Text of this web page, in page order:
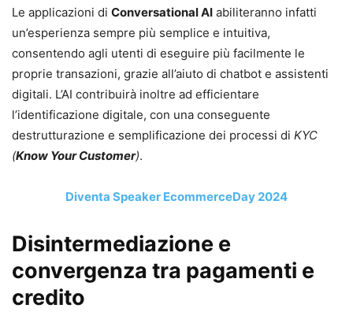
Le applicazioni di Conversational AI abiliteranno infatti
un’esperienza sempre più semplice e intuitiva,
consentendo agli utenti di eseguire più facilmente le
proprie transazioni, grazie all’aiuto di chatbot e assistenti
digitali. L’AI contribuirà inoltre ad efficientare
l’identificazione digitale, con una conseguente
destrutturazione e semplificazione dei processi di KYC
(Know Your Customer).
Diventa Speaker EcommerceDay 2024
Disintermediazione e
convergenza tra pagamenti e
credito